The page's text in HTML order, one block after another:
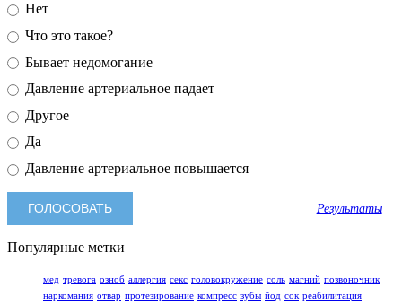
Нет
Что это такое?
Бывает недомогание
Давление артериальное падает
Другое
Да
Давление артериальное повышается
Результаты
Популярные метки
мед тревога озноб аллергия секс головокружение соль магний позвоночник
наркомания отвар протезирование компресс зубы йод сок реабилитация